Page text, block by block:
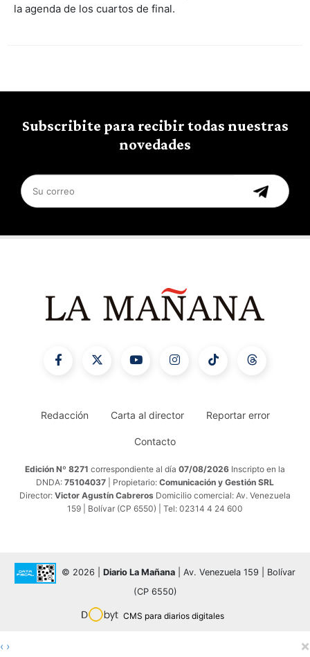
la agenda de los cuartos de final.
Subscribite para recibir todas nuestras
novedades
Redacción Carta al director Reportar error
Contacto
Edición Nº 8271 correspondiente al día 07/08/2026 Inscripto en la
DNDA: 75104037 | Propietario: Comunicación y Gestión SRL
Director: Victor Agustín Cabreros Domicilio comercial: Av. Venezuela
159 | Bolívar (CP 6550) | Tel: 02314 4 24 600
© 2026 | Diario La Mañana | Av. Venezuela 159 | Bolívar
(CP 6550)
CMS para diarios digitales
‹ › ×